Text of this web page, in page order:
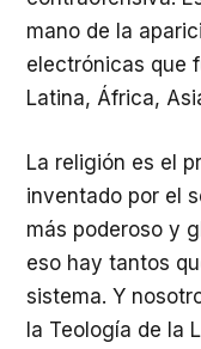
mano de la
electrónicas que
Latina, África,
La religión es el
inventado por el
más poderoso y
eso hay tantos
sistema. Y
la Teología de la